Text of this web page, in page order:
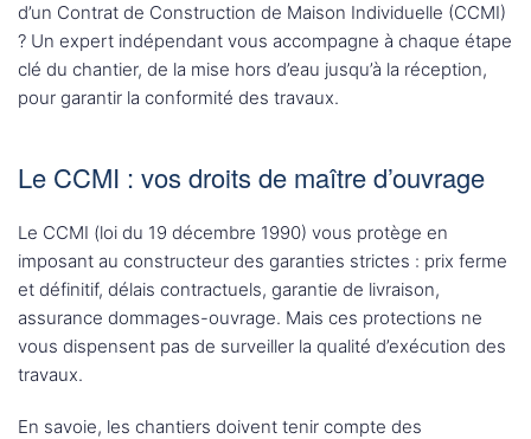
d’un Contrat de Construction de Maison Individuelle (CCMI)
? Un expert indépendant vous accompagne à chaque étape
clé du chantier, de la mise hors d’eau jusqu’à la réception,
pour garantir la conformité des travaux.
Le CCMI : vos droits de maître d’ouvrage
Le CCMI (loi du 19 décembre 1990) vous protège en
imposant au constructeur des garanties strictes : prix ferme
et définitif, délais contractuels, garantie de livraison,
assurance dommages-ouvrage. Mais ces protections ne
vous dispensent pas de surveiller la qualité d’exécution des
travaux.
En savoie, les chantiers doivent tenir compte des